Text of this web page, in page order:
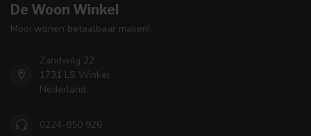
De Woon Winkel
Mooi wonen betaalbaar maken!
Zandwilg 22
1731 LS Winkel
Nederland
0224-850 926